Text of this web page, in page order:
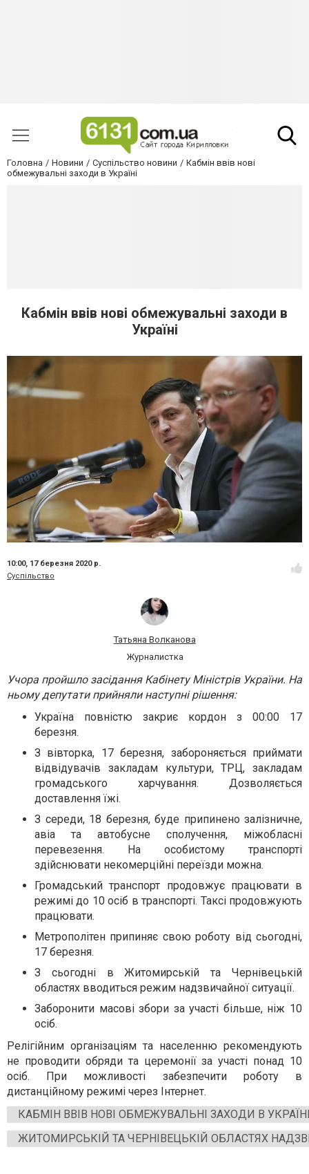
Головна Новини Суспільство новини
Кабмін ввів нові
обмежувальні заходи в Україні
Кабмін ввів нові обмежувальні заходи в
Україні
10:00, 17 березня 2020 р.
Суспільство
Татьяна Волканова
Журналистка
Учора пройшло засідання Кабінету Міністрів України. На
ньому депутати прийняли наступні рішення:
Україна повністю закриє кордон з 00:00 17
березня.
З вівторка, 17 березня, забороняється приймати
відвідувачів закладам культури, ТРЦ, закладам
громадського харчування. Дозволяється
доставлення їжі.
З середи, 18 березня, буде припинено залізничне,
авіа та автобусне сполучення, міжобласні
перевезення. На особистому транспорті
здійснювати некомерційні переїзди можна.
Громадський транспорт продовжує працювати в
режимі до 10 осіб в транспорті. Таксі продовжують
працювати.
Метрополітен припиняє свою роботу від сьогодні,
17 березня.
З сьогодні в Житомирській та Чернівецькій
областях вводиться режим надзвичайної ситуації.
Заборонити масові збори за участі більше, ніж 10
осіб.
Релігійним організаціям та населенню рекомендують
не проводити обряди та церемонії за участі понад 10
осіб. При можливості забезпечити роботу в
дистанційному режимі через Інтернет.
КАБМІН ВВІВ НОВІ ОБМЕЖУВАЛЬНІ ЗАХОДИ В
ЖИТОМИРСЬКІЙ ТА ЧЕРНІВЕЦЬКІЙ ОБЛАСТЯХ